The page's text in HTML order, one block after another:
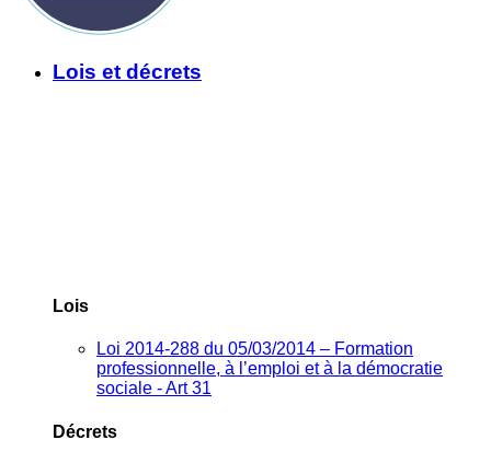
Lois et décrets
Lois
Loi 2014-288 du 05/03/2014 – Formation
professionnelle, à l’emploi et à la démocratie
sociale - Art 31
Décrets